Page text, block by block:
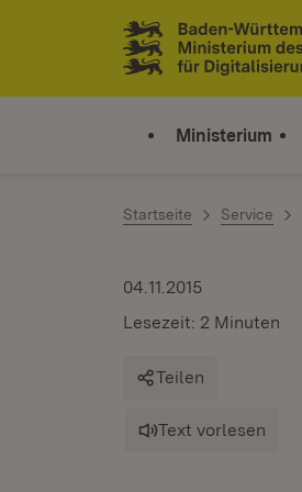
Zum Inhalt springen
Link zur Startseite
Ministerium
Startseite Service
04.11.2015
Lesezeit: 2 Minuten
Teilen
Text vorlesen